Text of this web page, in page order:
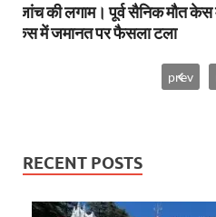
बिग ब्रेकिंग: हाईकोर्ट के बड़े
पदोन्नति पर रोक, मसूरी
prev
RECENT POSTS